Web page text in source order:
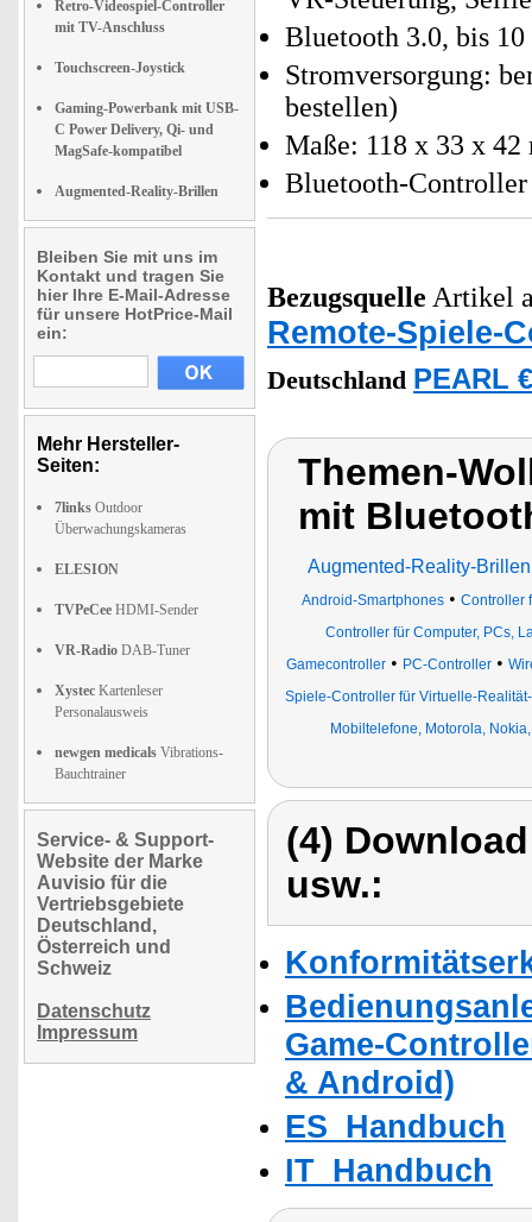
Retro-Videospiel-Controller
mit TV-Anschluss
Touchscreen-Joystick
Gaming-Powerbank mit USB-
C Power Delivery, Qi- und
MagSafe-kompatibel
Augmented-Reality-Brillen
Bleiben Sie mit uns im
Kontakt und tragen Sie
hier Ihre E-Mail-Adresse
für unsere HotPrice-Mail
ein:
Mehr Hersteller-
Seiten:
7links Outdoor
Überwachungskameras
ELESION
TVPeCee HDMI-Sender
VR-Radio DAB-Tuner
Xystec Kartenleser
Personalausweis
newgen medicals Vibrations-
Bauchtrainer
Service- & Support-
Website der Marke
Auvisio für die
Vertriebsgebiete
Deutschland,
Österreich und
Schweiz
Datenschutz
Impressum
Bluetooth 3.0, bis
Stromversorgung:
bestellen)
Maße: 118 x 33 x
Bluetooth-
Bezugsquelle Artikel
Remote-Spiele-
Deutschland PEARL
Themen-
mit
Augmented-Reality-Brillen
Android-Smartphones • Controller
Controller für Computer, PCs,
Gamecontroller• PC-Controller•
Spiele-Controller für Virtuelle-
Mobiltelefone, Motorola,
(4)
usw.:
Game-
& Android)
ES_Handbuch
IT_Handbuch